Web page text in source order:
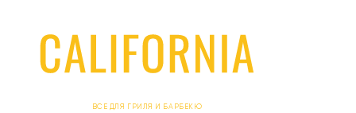
ВСЕ ДЛЯ ГРИЛЯ И БАРБЕКЮ